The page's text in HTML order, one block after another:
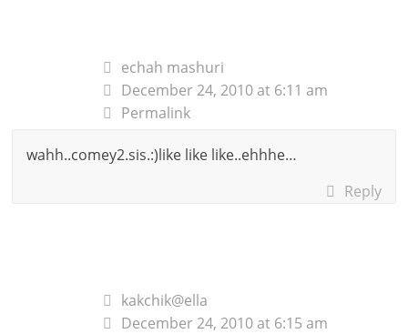
echah mashuri
December 24, 2010 at 6:11 am
Permalink
wahh..comey2.sis.:)like like like..ehhhe…
Reply
kakchik@ella
December 24, 2010 at 6:15 am